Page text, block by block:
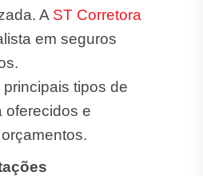
A ST Corretora
em seguros
tipos de
oferecidos e